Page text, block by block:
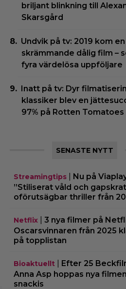
briljant blinkning till
Skarsgård
Undvik på tv: 2019 kom en
skrämmande dålig film –
fyra värdelösa uppföljare
Inatt på tv: Dyr
klassiker blev en
97% på Rotten Tomatoes
SENASTE NYTT
Streamingtips| Nu på
”Stiliserat våld och
oförutsägbar thriller från
Netflix| 3 nya filmer på
Oscarsvinnaren från 2025
på topplistan
Bioaktuellt| Efter 25
Anna Asp hoppas nya
snackis